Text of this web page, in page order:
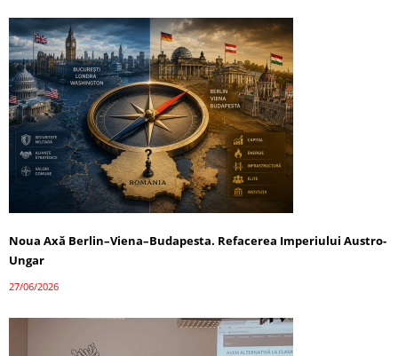
Noua Axă Berlin–Viena–Budapesta. Refacerea Imperiului Austro-
Ungar
27/06/2026